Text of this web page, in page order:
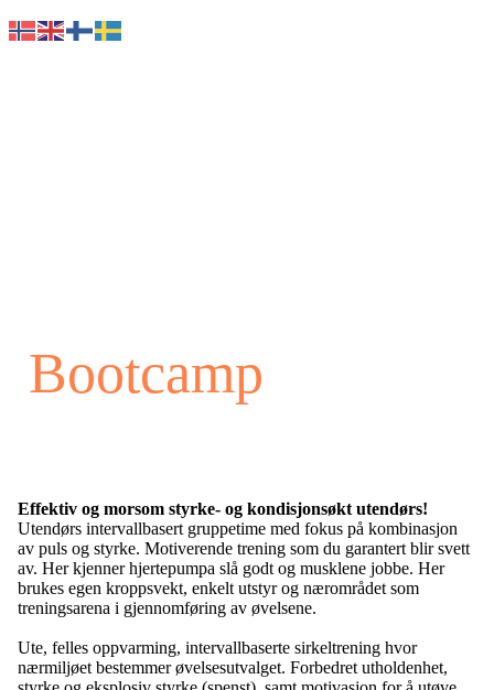
Bootcamp
Effektiv og morsom styrke- og kondisjonsøkt utendørs!
Utendørs intervallbasert gruppetime med fokus på kombinasjon
av puls og styrke. Motiverende trening som du garantert blir svett
av. Her kjenner hjertepumpa slå godt og musklene jobbe. Her
brukes egen kroppsvekt, enkelt utstyr og nærområdet som
treningsarena i gjennomføring av øvelsene.
Ute, felles oppvarming, intervallbaserte sirkeltrening hvor
nærmiljøet bestemmer øvelsesutvalget. Forbedret utholdenhet,